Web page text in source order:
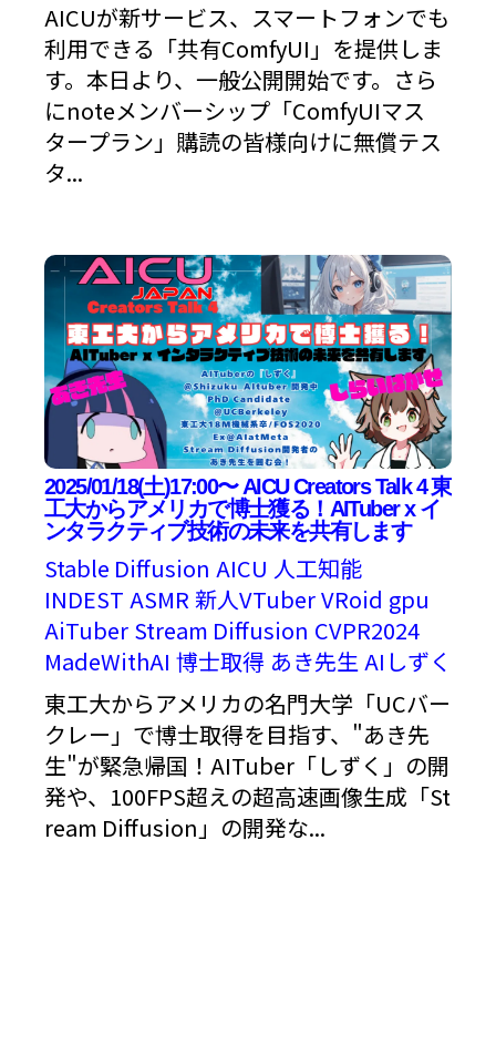
AICUが新サービス、スマートフォンでも
利用できる「共有ComfyUI」を提供しま
す。本日より、一般公開開始です。さら
にnoteメンバーシップ「ComfyUIマス
タープラン」購読の皆様向けに無償テス
タ...
2025/01/18(土)17:00〜 AICU Creators Talk 4 東
工大からアメリカで博士獲る！AITuber x イ
ンタラクティブ技術の未来を共有します
Stable Diffusion AICU 人工知能
INDEST ASMR 新人VTuberVRoid gpu
AiTuber Stream Diffusion CVPR2024
MadeWithAI 博士取得 あき先生AIしずく
東工大からアメリカの名門大学「UCバー
クレー」で博士取得を目指す、"あき先
生"が緊急帰国！AITuber「しずく」の開
発や、100FPS超えの超高速画像生成「St
ream Diffusion」の開発な...